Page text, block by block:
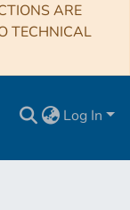
ARE
TECHNICAL
Log In